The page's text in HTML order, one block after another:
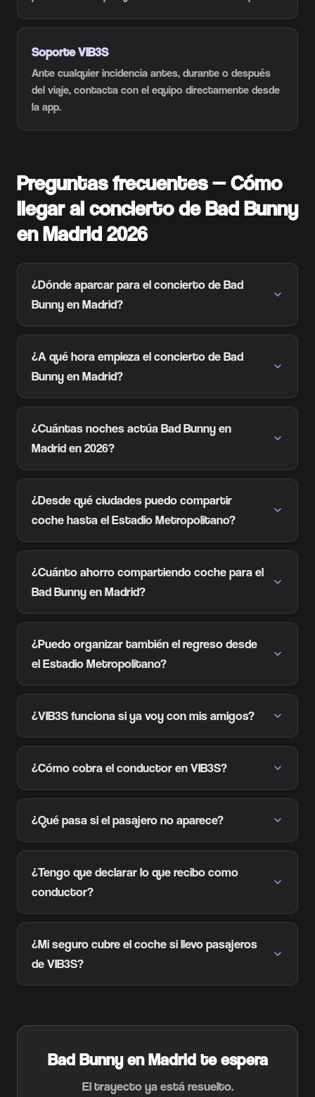
Soporte VIB3S
Ante cualquier incidencia antes, durante o después
del viaje, contacta con el equipo directamente desde
la app.
Preguntas frecuentes — Cómo
llegar al concierto de Bad Bunny
en Madrid 2026
¿Dónde aparcar para el concierto de Bad
Bunny en Madrid?
¿A qué hora empieza el concierto de Bad
Bunny en Madrid?
¿Cuántas noches actúa Bad Bunny en
Madrid en 2026?
¿Desde qué ciudades puedo compartir
coche hasta el Estadio Metropolitano?
¿Cuánto ahorro compartiendo coche para el
Bad Bunny en Madrid?
¿Puedo organizar también el regreso desde
el Estadio Metropolitano?
¿VIB3S funciona si ya voy con mis amigos?
¿Cómo cobra el conductor en VIB3S?
¿Qué pasa si el pasajero no aparece?
¿Tengo que declarar lo que recibo como
conductor?
¿Mi seguro cubre el coche si llevo pasajeros
de VIB3S?
Bad Bunny en Madrid te espera
El trayecto ya está resuelto.